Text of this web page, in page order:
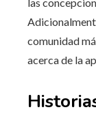
comunidad
acerca de la